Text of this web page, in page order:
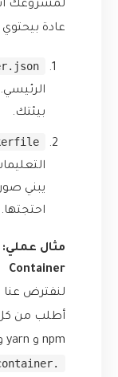
لمشروعك
عادة
بيئتك.
احتجتها.
Container
npm و yarn و…و…، بكل بساطة بضيف مجلد
.devcontainer